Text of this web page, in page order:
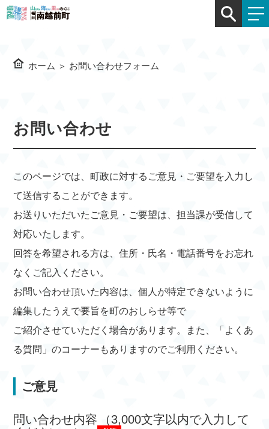
ホーム ＞ お問い合わせフォーム
お問い合わせ
このページでは、町政に対するご意見・ご要望を入力し
て送信することができます。
お送りいただいたご意見・ご要望は、担当課が受信して
対応いたします。
回答を希望される方は、住所・氏名・電話番号をお忘れ
なくご記入ください。
お問い合わせ頂いた内容は、個人が特定できないように
編集したうえで要旨を町のおしらせ等で
ご紹介させていただく場合があります。また、「よくあ
る質問」のコーナーもありますのでご利用ください。
ご意見
問い合わせ内容
（3,000文字以内で入力して